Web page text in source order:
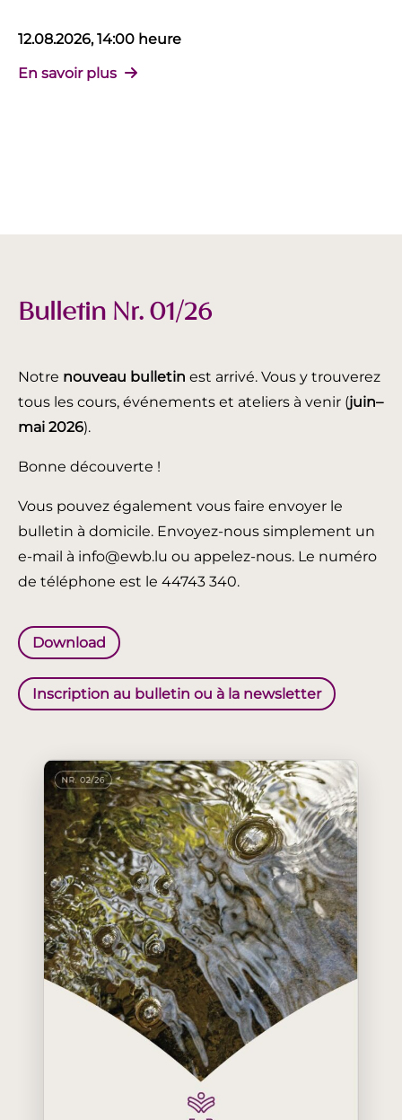
12.08.2026, 14:00 heure
En savoir plus
Bulletin Nr. 01/26
Notre nouveau bulletin est arrivé. Vous y trouverez
tous les cours, événements et ateliers à venir (juin–
mai 2026).
Bonne découverte !
Vous pouvez également vous faire envoyer le
bulletin à domicile. Envoyez-nous simplement un
e-mail à info@ewb.lu ou appelez-nous. Le numéro
de téléphone est le 44743 340.
Download
Inscription au bulletin ou à la newsletter